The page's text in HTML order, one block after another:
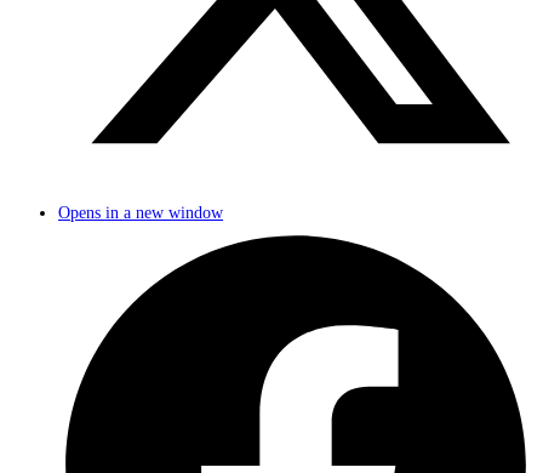
Opens in a new window